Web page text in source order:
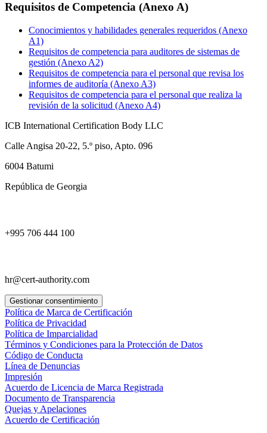
Requisitos de Competencia (Anexo A)
Conocimientos y habilidades generales requeridos (Anexo
A1)
Requisitos de competencia para auditores de sistemas de
gestión (Anexo A2)
Requisitos de competencia para el personal que revisa los
informes de auditoría (Anexo A3)
Requisitos de competencia para el personal que realiza la
revisión de la solicitud (Anexo A4)
ICB International Certification Body LLC
Calle Angisa 20-22, 5.º piso, Apto. 096
6004 Batumi
República de Georgia
+995 706 444 100
hr@cert-authority.com
Gestionar consentimiento
Política de Marca de Certificación
Política de Privacidad
Política de Imparcialidad
Términos y Condiciones para la Protección de Datos
Código de Conducta
Línea de Denuncias
Impresión
Acuerdo de Licencia de Marca Registrada
Documento de Transparencia
Quejas y Apelaciones
Acuerdo de Certificación